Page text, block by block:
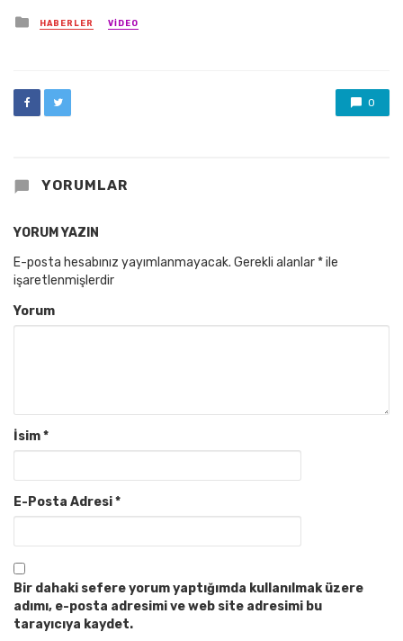
Posted
in
HABERLER VIDEO
0
YORUMLAR
YORUM YAZIN
E-posta hesabınız yayımlanmayacak. Gerekli alanlar *ile
işaretlenmişlerdir
Yorum
İsim*
E-Posta Adresi*
Bir dahaki sefere yorum yaptığımda kullanılmak üzere
adımı, e-posta adresimi ve web site adresimi bu
tarayıcıya kaydet.